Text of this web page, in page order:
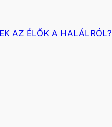
AZ ÉLŐK A HALÁLRÓL?